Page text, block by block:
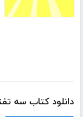
دانلود کتاب سه